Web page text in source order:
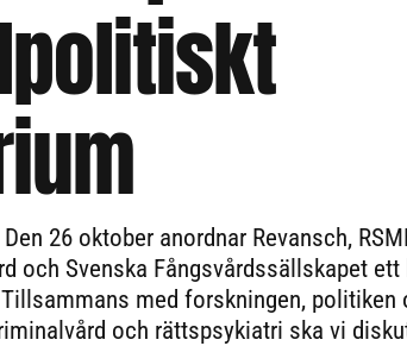
Den 26 oktober anordnar Revansch,
och Svenska Fångsvårdssällskapet
med forskningen, politiken
och rättspsykiatri ska vi